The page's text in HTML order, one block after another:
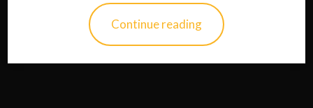
Continue reading